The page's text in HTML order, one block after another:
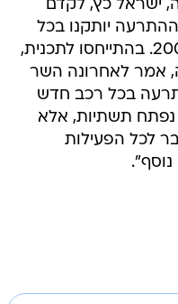
ישראל כץ, לקדם
יותקנו בכל
כלי הרכב שיוצרו מאז שנת 2000. בהתייחסו לתכנית,
אמר לאחרונה השר
בכל רכב חדש
נפתח תשתיות, אלא
לכל הפעילות